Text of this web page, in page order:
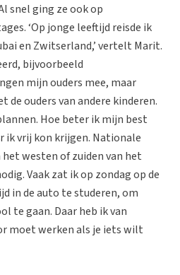
snel ging ze ook op
‘Op jonge leeftijd reisde ik
en Zwitserland,’ vertelt Marit.
bijvoorbeeld
mijn ouders mee, maar
de ouders van andere kinderen.
Hoe beter ik mijn best
ik vrij kon krijgen. Nationale
westen of zuiden van het
Vaak zat ik op zondag op de
in de auto te studeren, om
te gaan. Daar heb ik van
moet werken als je iets wilt